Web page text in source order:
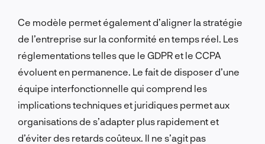
Ce modèle permet également d’aligner la stratégie
de l’entreprise sur la conformité en temps réel. Les
réglementations telles que le GDPR et le CCPA
évoluent en permanence. Le fait de disposer d’une
équipe interfonctionnelle qui comprend les
implications techniques et juridiques permet aux
organisations de s’adapter plus rapidement et
d’éviter des retards coûteux. Il ne s’agit pas